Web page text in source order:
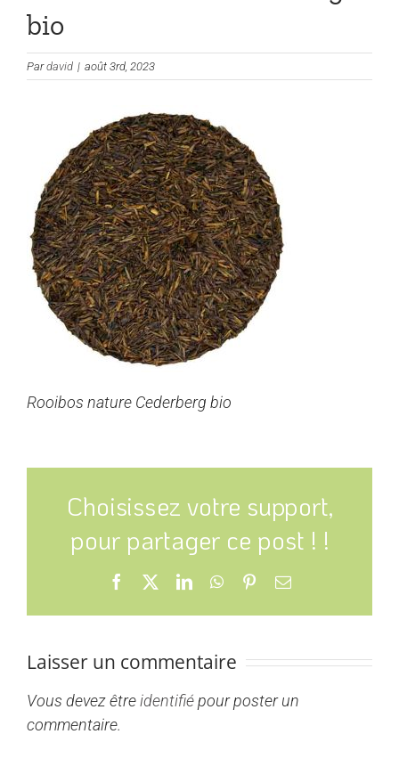
bio
Pardavid | août 3rd, 2023
Rooibos nature Cederberg bio
Choisissez votre support,
pour partager ce post ! !
Facebook
X LinkedInWhatsApp
PinterestEmail
Laisser un commentaire
Vous devez êtreidentifiépour poster un
commentaire.